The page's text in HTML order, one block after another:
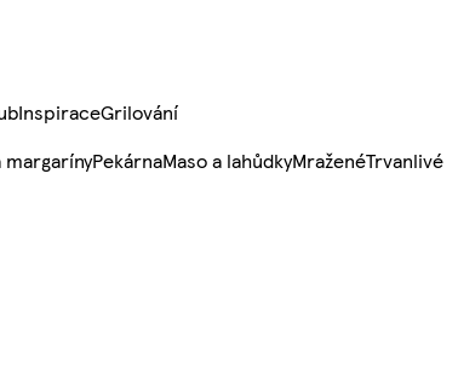
InspiraceGrilování
PekárnaMaso a lahůdkyMraženéTrvanlivé